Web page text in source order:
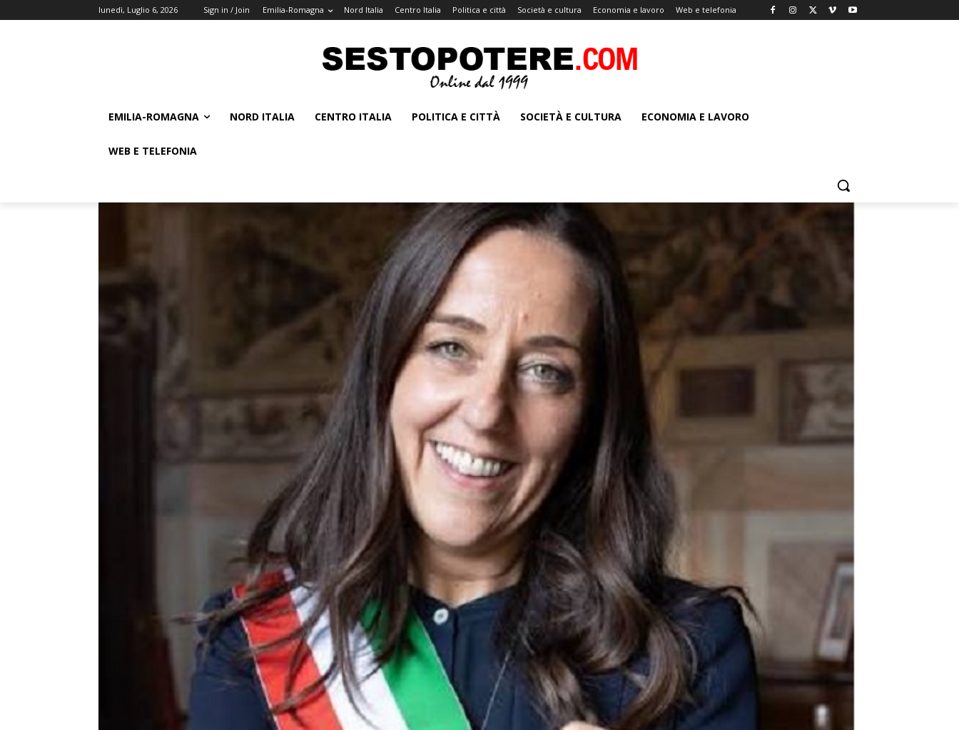
lunedì, Luglio 6, 2026 Sign in / Join Emilia-Romagna Nord Italia Centro Italia Politica e città Società e cultura Economia e lavoro Web e telefonia
EMILIA-ROMAGNA NORD ITALIA CENTRO ITALIA POLITICA E CITTÀ SOCIETÀ E CULTURA ECONOMIA E LAVORO
WEB E TELEFONIA